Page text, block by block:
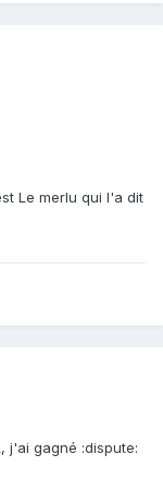
Le merlu qui l'a dit
j'ai gagné :dispute: